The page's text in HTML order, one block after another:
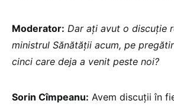
Moderator: Dar ați avut o discuție
ministrul Sănătății acum, pe
cinci care deja a venit peste noi?
Sorin Cîmpeanu: Avem discuții în